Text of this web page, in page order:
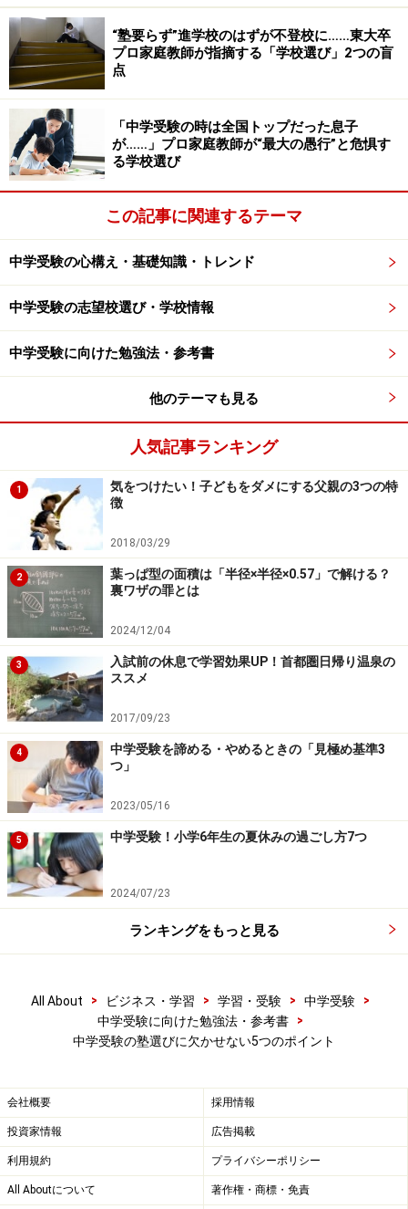
無料体験で大切なことは、保護者の方も授業を見学して
いただくということです。授業中、クラスが騒がしくな
いか、先生の説明はわかりやすいか、信頼できそうな先
生なのかといったことは、大人の厳しいチェックが必要
となってきます。
また無料体験は、できれば算数・国語・理科・社会の全
科目を受講させてもらってください。算数の先生は良い
のだけれど、社会の先生が今一つなのよね、ということ
は、実はよくあることなのです。先生の質がそろってい
るかどうかも、塾選びの視点としてはとても重要なこと
2．塾の立地には充分気を付けましょう
子様が毎週通う塾ですから、その立地というものも、塾
選びには欠かせない視点です。
まず駅から近いこと。これはとても大切な要素です。駅
から近いということは人通りも多いということですか
ら、犯罪に巻き込まれる可能性はその分低くなります。
また駅にはたいてい交番がありますので、何かあった時
の対応も早いです。コンビニなどが近所や通塾路にある
ことも重要です。不審者に追いかけられたりした時など
にすぐに逃げ込める環境があることは、とても心強いで
す。
駅から遠いところであっても、大手塾などの場合は警備
員を手配して、通塾路の安全を確保しているところもあ
ります。こうした塾は校舎内の警備も万全であるケース
が多く信頼できます。
また、塾が入っているテナントビルに、その塾以外にど
こともあります。風俗店や飲み屋さんなどが同居してい
る場合も、注意が必要だと思います。
次のページでは、費用や合格実績についてのお話です。
※記事内容は執筆時点のものです。最新の内容をご確認くださ
い。
“塾要らず”進学校のはずが不登校に……東大卒
プロ家庭教師が指摘する「学校選び」2つの盲
点
「中学受験の時は全国トップだった息子
が……」プロ家庭教師が“最大の愚行”と危惧す
る学校選び
この記事に関連するテーマ
中学受験の心構え・基礎知識・トレンド
中学受験の志望校選び・学校情報
中学受験に向けた勉強法・参考書
他のテーマも見る
人気記事ランキング
1
気をつけたい！子どもをダメにする父親の3つの特
徴
2018/03/29
2
葉っぱ型の面積は「半径×半径×0.57」で解ける？
裏ワザの罪とは
2024/12/04
3
入試前の休息で学習効果UP！首都圏日帰り温泉の
ススメ
2017/09/23
4
中学受験を諦める・やめるときの「見極め基準3
つ」
2023/05/16
5 中学受験！小学6年生の夏休みの過ごし方7つ
2024/07/23
ランキングをもっと見る
All About > ビジネス・学習 > 学習・受験 > 中学受験
>
中学受験に向けた勉強法・参考書
>
中学受験の塾選びに欠かせない5つのポイント
会社概要 採用情報
投資家情報 広告掲載
利用規約 プライバシーポリシー
All Aboutについて 著作権・商標・免責